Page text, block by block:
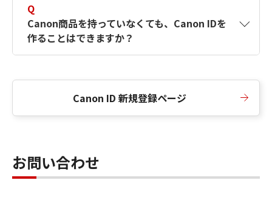
Q
Canon商品を持っていなくても、Canon IDを
作ることはできますか？
Canon ID 新規登録ページ
お問い合わせ